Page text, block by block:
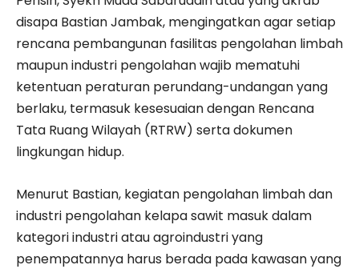
disapa Bastian Jambak, mengingatkan agar setiap
rencana pembangunan fasilitas pengolahan limbah
maupun industri pengolahan wajib mematuhi
ketentuan peraturan perundang-undangan yang
berlaku, termasuk kesesuaian dengan Rencana
Tata Ruang Wilayah (RTRW) serta dokumen
lingkungan hidup.
Menurut Bastian, kegiatan pengolahan limbah dan
industri pengolahan kelapa sawit masuk dalam
kategori industri atau agroindustri yang
penempatannya harus berada pada kawasan yang